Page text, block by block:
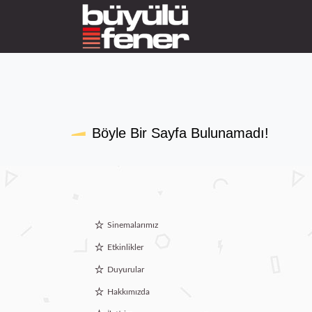
Böyle Bir Sayfa Bulunamadı!
Sinemalarımız
Etkinlikler
Duyurular
Hakkımızda